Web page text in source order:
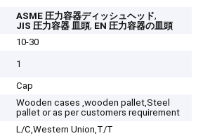
ASME 圧力容器ディッシュヘッド,
JIS 圧力容器 皿頭, EN 圧力容器の皿頭
10-30
1
Cap
Wooden cases ,wooden pallet,Steel
pallet or as per customers requirement
L/C,Western Union,T/T